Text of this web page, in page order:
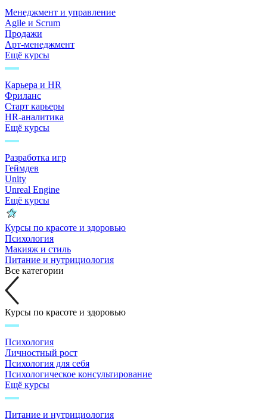
Менеджмент и управление
Agile и Scrum
Продажи
Арт-менеджмент
Ещё курсы
Карьера и HR
Фриланс
Старт карьеры
HR-аналитика
Ещё курсы
Разработка игр
Геймдев
Unity
Unreal Engine
Ещё курсы
Курсы по красоте и здоровью
Психология
Макияж и стиль
Питание и нутрициология
Все категории
Курсы по красоте и здоровью
Психология
Личностный рост
Психология для себя
Психологическое консультирование
Ещё курсы
Питание и нутрициология